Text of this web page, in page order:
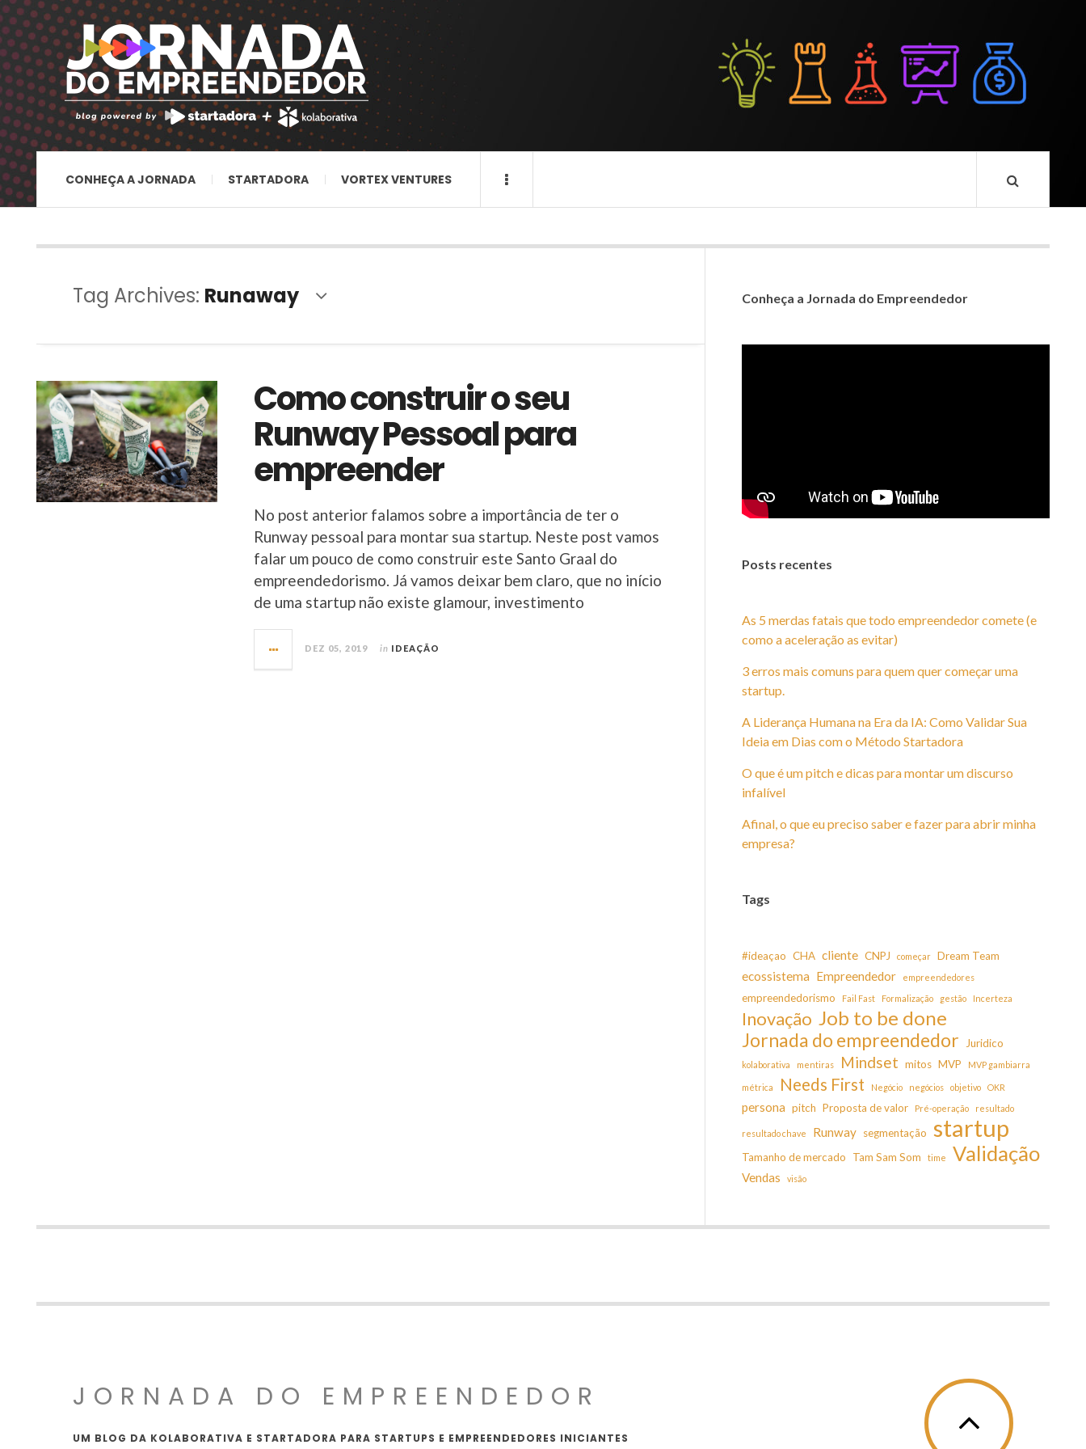
CONHEÇA A JORNADA STARTADORA VORTEX VENTURES
Tag Archives: Runaway
Como construir o seu
Runway Pessoal para
empreender
No post anterior falamos sobre a importância de ter o
Runway pessoal para montar sua startup. Neste post vamos
falar um pouco de como construir este Santo Graal do
empreendedorismo. Já vamos deixar bem claro, que no início
de uma startup não existe glamour, investimento
DEZ 05, 2019 in IDEAÇÃO
Conheça a Jornada do Empreendedor
Posts recentes
As 5 merdas fatais que todo empreendedor comete (e
como a aceleração as evitar)
3 erros mais comuns para quem quer começar uma
startup.
A Liderança Humana na Era da IA: Como Validar Sua
Ideia em Dias com o Método Startadora
O que é um pitch e dicas para montar um discurso
infalível
Afinal, o que eu preciso saber e fazer para abrir minha
empresa?
Tags
#ideaçao CHA cliente CNPJ começar Dream Team
ecossistema Empreendedor empreendedores
empreendedorismo Fail Fast Formalização gestão Incerteza
Inovação Job to be done
Jornada do empreendedor Juridico
kolaborativa mentiras Mindset mitos MVP MVP gambiarra
métrica Needs First Negócio negócios objetivo OKR
persona pitch Proposta de valor Pré-operação resultado
resultado chave Runway segmentação startup
Tamanho de mercado Tam Sam Som time Validação
Vendas visão
JORNADA DO EMPREENDEDOR
UM BLOG DA KOLABORATIVA E STARTADORA PARA STARTUPS E EMPREENDEDORES INICIANTES